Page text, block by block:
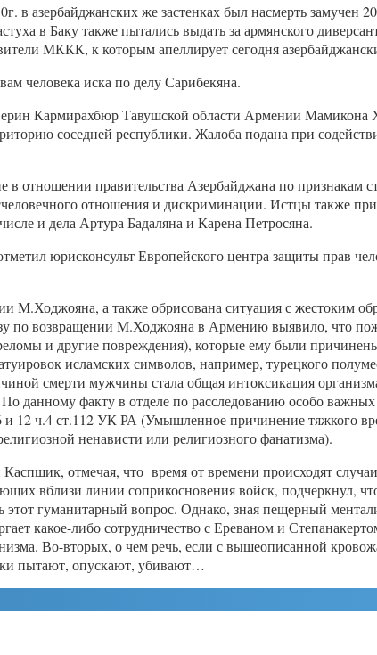
в азербайджанских же застенках был насмерть замучен
в Баку также пытались выдать за армянского
МККК, к которым апеллирует сегодня
человека иска по делу Сарибекяна.
Кармирахбюр Тавушской области Армении Мамикона
соседней республики. Жалоба подана при
отношении правительства Азербайджана по признакам
отношения и дискриминации. Истцы также
и дела Артура Бадаляна и Карена Петросяна.
юрисконсульт Европейского центра защиты прав
М.Ходжояна, а также обрисована ситуация с жестоким
по возвращении М.Ходжояна в Армению выявило, что
и другие повреждения), которые ему были
исламских символов, например, турецкого
смерти мужчины стала общая интоксикация
данному факту в отделе по расследованию особо
12 ч.4 ст.112 УК РА (Умышленное причинение тяжкого
ненависти или религиозного фанатизма).
отмечая, что время от времени происходят
вблизи линии соприкосновения войск, подчеркнул,
гуманитарный вопрос. Однако, зная пещерный
какое-либо сотрудничество с Ереваном и
Во-вторых, о чем речь, если с вышеописанной
пытают, опускают, убивают…